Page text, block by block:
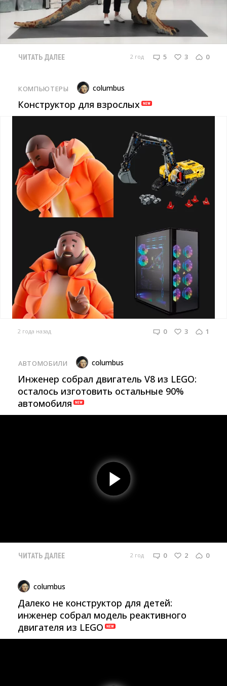
ЧИТАТЬ ДАЛЕЕ 2 год 5 3 0
КОМПЬЮТЕРЫ columbus
Конструктор для взрослых
2 года назад 0 3 1
АВТОМОБИЛИ columbus
Инженер собрал двигатель V8 из LEGO:
осталось изготовить остальные 90%
автомобиля
ЧИТАТЬ ДАЛЕЕ 2 год 0 2 0
columbus
Далеко не конструктор для детей:
инженер собрал модель реактивного
двигателя из LEGO